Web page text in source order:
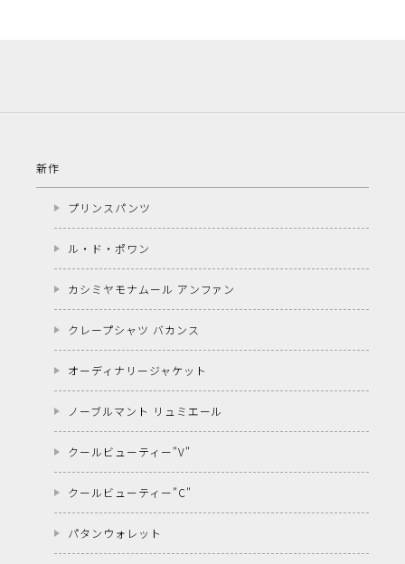
新作
プリンスパンツ
ル・ド・ポワン
カシミヤモナムール アンファン
クレープシャツ バカンス
オーディナリージャケット
ノーブルマント リュミエール
クールビューティー"V"
クールビューティー"C"
パタンウォレット